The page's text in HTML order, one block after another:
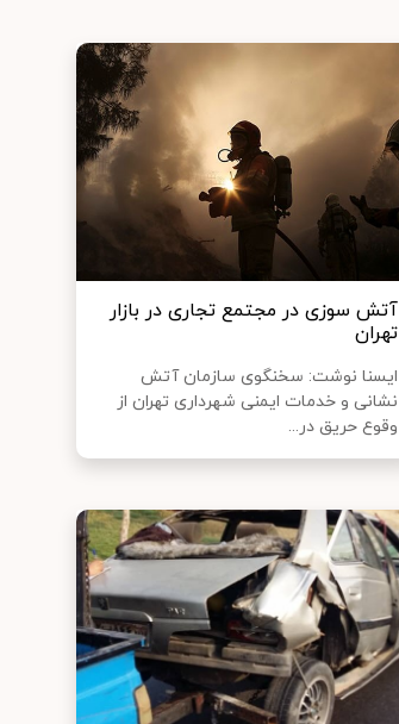
آتش سوزی در مجتمع تجاری در بازار
تهران
ایسنا نوشت: سخنگوی سازمان آتش
نشانی و خدمات ایمنی شهرداری تهران از
وقوع حریق در...